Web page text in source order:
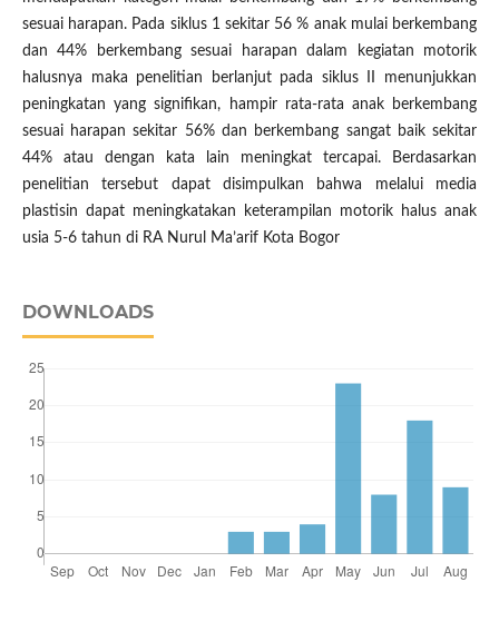
sesuai harapan. Pada siklus 1 sekitar 56 % anak mulai berkembang
dan 44% berkembang sesuai harapan dalam kegiatan motorik
halusnya maka penelitian berlanjut pada siklus II menunjukkan
peningkatan yang signifikan, hampir rata-rata anak berkembang
sesuai harapan sekitar 56% dan berkembang sangat baik sekitar
44% atau dengan kata lain meningkat tercapai. Berdasarkan
penelitian tersebut dapat disimpulkan bahwa melalui media
plastisin dapat meningkatakan keterampilan motorik halus anak
usia 5-6 tahun di RA Nurul Ma’arif Kota Bogor
DOWNLOADS